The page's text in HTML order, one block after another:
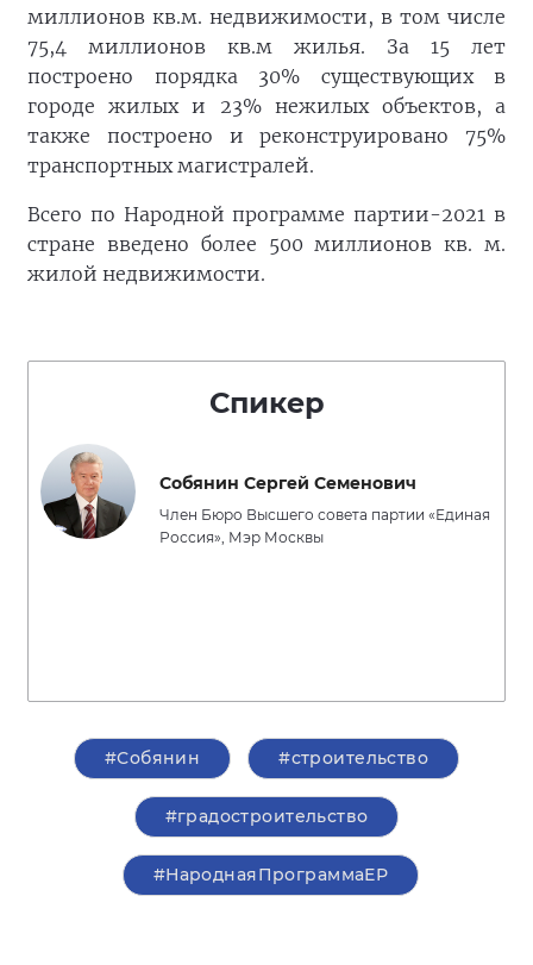
миллионов кв.м. недвижимости, в том числе
75,4 миллионов кв.м жилья. За 15 лет
построено порядка 30% существующих в
городе жилых и 23% нежилых объектов, а
также построено и реконструировано 75%
транспортных магистралей.
Всего по Народной программе партии-2021 в
стране введено более 500 миллионов кв. м.
жилой недвижимости.
Спикер
Собянин Сергей Семенович
Член Бюро Высшего совета партии «Единая
Россия», Мэр Москвы
#Собянин #строительство
#градостроительство
#НароднаяПрограммаЕР